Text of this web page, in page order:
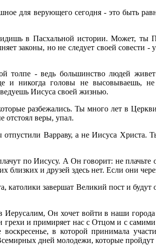
для верующего сегодня - это быть
в Пасхальной истории. Может, ты
законы, но не следует своей совести -
толпе - ведь большинство людей
и никогда головы не высовываешь,
Иисуса своей жизнью.
разбежались. Ты много лет в
отстоял веры, упал.
Варраву, а не Иисуса Христа.
по Иисусу. А Он говорит: не
близких и друзей здесь нет. Если они
католики завершат Великий пост и будут
Иерусалим, Он хочет войти в наши
и примиряет нас с Отцом и с
в которой принимала
дней молодежи, которые пройдут